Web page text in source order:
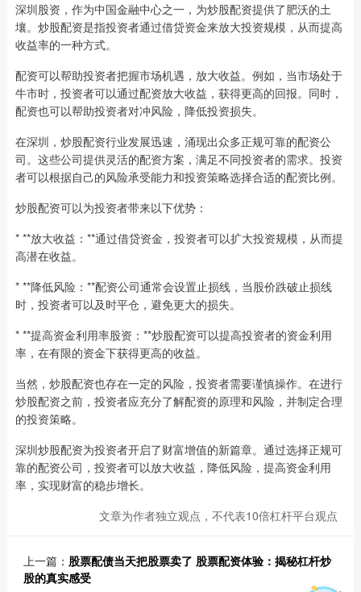
深圳股资，作为中国金融中心之一，为炒股配资提供了肥沃的土
壤。炒股配资是指投资者通过借贷资金来放大投资规模，从而提高
收益率的一种方式。
配资可以帮助投资者把握市场机遇，放大收益。例如，当市场处于
牛市时，投资者可以通过配资放大收益，获得更高的回报。同时，
配资也可以帮助投资者对冲风险，降低投资损失。
在深圳，炒股配资行业发展迅速，涌现出众多正规可靠的配资公
司。这些公司提供灵活的配资方案，满足不同投资者的需求。投资
者可以根据自己的风险承受能力和投资策略选择合适的配资比例。
炒股配资可以为投资者带来以下优势：
* **放大收益：**通过借贷资金，投资者可以扩大投资规模，从而提
高潜在收益。
* **降低风险：**配资公司通常会设置止损线，当股价跌破止损线
时，投资者可以及时平仓，避免更大的损失。
* **提高资金利用率股资：**炒股配资可以提高投资者的资金利用
率，在有限的资金下获得更高的收益。
当然，炒股配资也存在一定的风险，投资者需要谨慎操作。在进行
炒股配资之前，投资者应充分了解配资的原理和风险，并制定合理
的投资策略。
深圳炒股配资为投资者开启了财富增值的新篇章。通过选择正规可
靠的配资公司，投资者可以放大收益，降低风险，提高资金利用
率，实现财富的稳步增长。
文章为作者独立观点，不代表10倍杠杆平台观点
上一篇： 股票配债当天把股票卖了 股票配资体验：揭秘杠杆炒
股的真实感受